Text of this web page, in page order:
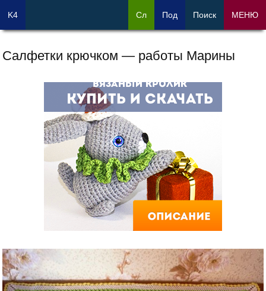
Салфетки крючком — работы Марины
K4 Сл Под Поиск МЕНЮ